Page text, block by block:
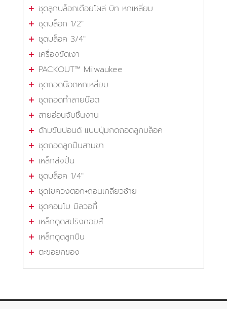
ชุดลูกบล็อกเดือยโผล่ บิท หกเหลี่ยม
ชุดบล็อก 1/2"
ชุดบล็อค 3/4"
เครื่องขัดเงา
PACKOUT™ Milwaukee
ชุดถอดน๊อตหกเหลี่ยม
ชุดถอดทำลายน๊อต
สายอ่อนจับชิ้นงาน
ด้ามขันปอนด์ แบบปุ่มกดถอดลูกบล็อค
ชุดถอดลูกปืนสามขา
เหล็กส่งปิ้น
ชุดบล็อค 1/4"
ชุดไขควงตอก+ถอนเกลียวซ้าย
ชุดคอมโบ มิลวอกี้
เหล็กดูดสปริงคอยส์
เหล็กดูดลูกปืน
ตะขอยกของ